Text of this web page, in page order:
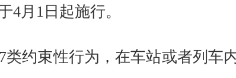
4月1日起施行。
约束性行为，在车站或者列车